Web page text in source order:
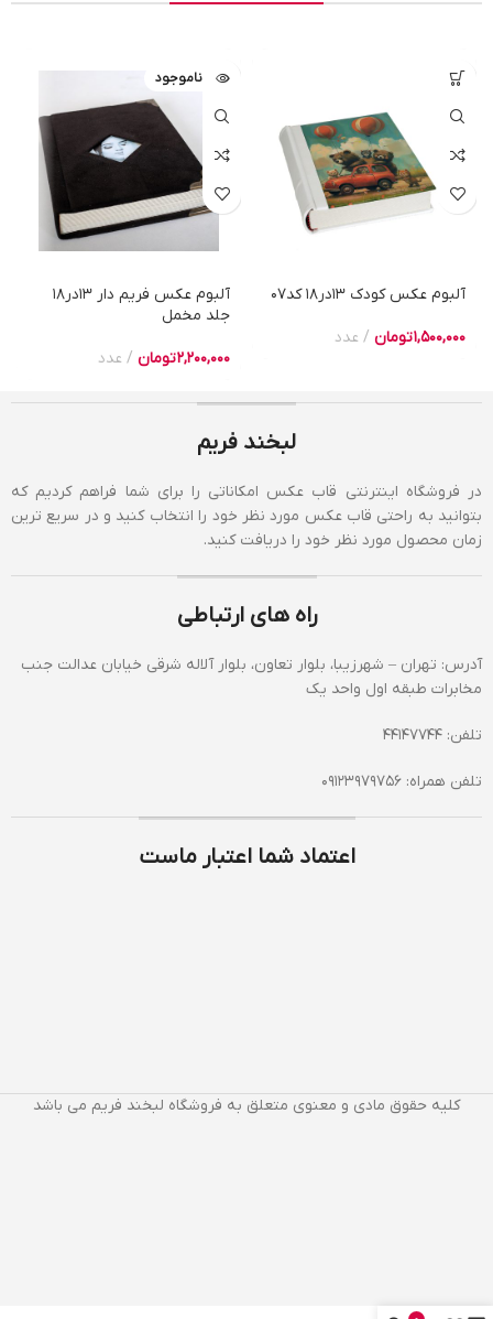
آلبوم عکس کودک 13در18 کد07
1,500,000تومان عدد
ناموجود
آلبوم عکس فریم دار 13در18
جلد مخمل
2,200,000تومان عدد
لبخند فریم
در فروشگاه اینترنتی قاب عکس امکاناتی را برای شما فراهم کردیم که
بتوانید به راحتی قاب عکس مورد نظر خود را انتخاب کنید و در سریع ترین
زمان محصول مورد نظر خود را دریافت کنید.
راه های ارتباطی
آدرس: تهران – شهرزیبا، بلوار تعاون، بلوار آلاله شرقی خیابان عدالت جنب
مخابرات طبقه اول واحد یک
تلفن: 44147744
تلفن همراه: 09123979756
اعتماد شما اعتبار ماست
کلیه حقوق مادی و معنوی متعلق به فروشگاه لبخند فریم می باشد